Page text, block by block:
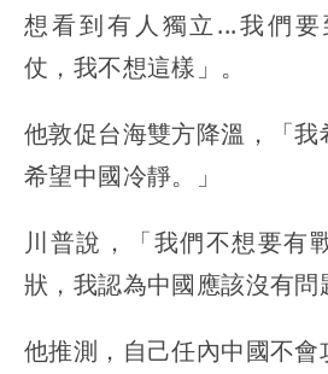
想看到有人獨立...我們
仗，我不想這樣」。
他敦促台海雙方降溫，「
希望中國冷靜。」
川普說，「我們不想要有
狀，我認為中國應該沒有問
他推測，自己任內中國不